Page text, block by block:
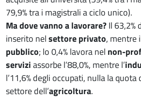
79,9% tra i magistrali a ciclo unico).
Ma dove vanno a lavorare?Il 63,2%
inserito nelsettore privato, mentre
pubblico; lo 0,4% lavora nel non-
serviziassorbe l’88,0%, mentre l’
l’11,6% degli occupati, nulla la
settore dell’agricoltura.